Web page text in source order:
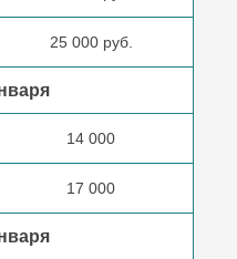
25 000 руб.
14 000
17 000